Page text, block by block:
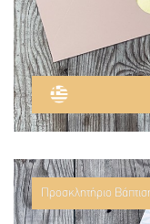
Προσκλητήριο